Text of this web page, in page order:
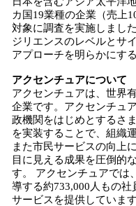
カ国19業種の企業（売上
対象に調査を実施しまし
ジリエンスのレベルとサ
アプローチを明らかにす
アクセンチュアについて
アクセンチュアは、世界
企業です。アクセンチュ
政機関をはじめとするさ
を実装することで、組織
また市民サービスの向上
目に見える成果を圧倒的
す。 アクセンチュアでは
導する約733,000人もの
サービスを提供していま